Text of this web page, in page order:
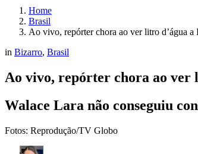
Home
Brasil
Ao vivo, repórter chora ao ver litro d’água a
in Bizarro, Brasil
Ao vivo, repórter chora ao ver
Walace Lara não conseguiu
Fotos: Reprodução/TV Globo